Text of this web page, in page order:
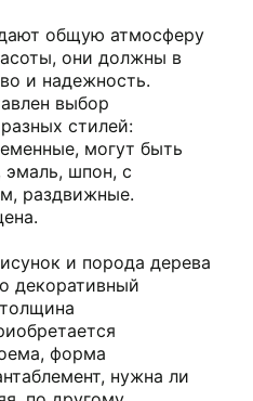
общую атмосферу
они должны в
и надежность.
выбор
стилей:
могут быть
эмаль, шпон, с
раздвижные.
и порода дерева
декоративный
форма
нужна ли